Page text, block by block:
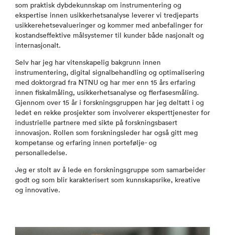
som praktisk dybdekunnskap om instrumentering og
ekspertise innen usikkerhetsanalyse leverer vi tredjeparts
usikkerehetsevalueringer og kommer med anbefalinger for
kostandseffektive målsystemer til kunder både nasjonalt og
internasjonalt.
Selv har jeg har vitenskapelig bakgrunn innen
instrumentering, digital signalbehandling og optimalisering
med doktorgrad fra NTNU og har mer enn 15 års erfaring
innen fiskalmåling, usikkerhetsanalyse og flerfasesmåling.
Gjennom over 15 år i forskningsgruppen har jeg deltatt i og
ledet en rekke prosjekter som involverer eksperttjenester for
industrielle partnere med sikte på forskningsbasert
innovasjon. Rollen som forskningsleder har også gitt meg
kompetanse og erfaring innen portefølje- og
personalledelse.
Jeg er stolt av å lede en forskningsgruppe som samarbeider
godt og som blir karakterisert som kunnskapsrike, kreative
og innovative.